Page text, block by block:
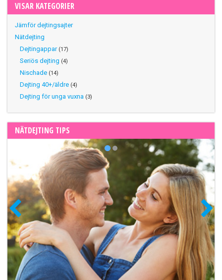
VISAR KATEGORIER
Jämför dejtingsajter
Nätdejting
Dejtingappar (17)
Seriös dejting (4)
Nischade (14)
Dejting 40+/äldre (4)
Dejting för unga vuxna (3)
NÄTDEJTING TIPS